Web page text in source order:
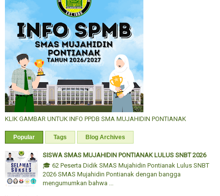
KLIK GAMBAR UNTUK INFO PPDB SMA MUJAHIDIN PONTIANAK
Popular Tags Blog Archives
SISWA SMAS MUJAHIDIN PONTIANAK LULUS SNBT 2026
🎓 62 Peserta Didik SMAS Mujahidin Pontianak Lulus SNBT
2026 SMAS Mujahidin Pontianak dengan bangga
mengumumkan bahwa ...